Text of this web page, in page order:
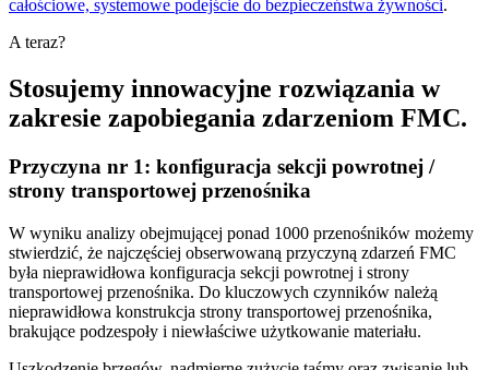
całościowe, systemowe podejście do bezpieczeństwa żywności.
A teraz?
Stosujemy innowacyjne rozwiązania w
zakresie zapobiegania zdarzeniom FMC.
Przyczyna nr 1: konfiguracja sekcji powrotnej /
strony transportowej przenośnika
W wyniku analizy obejmującej ponad 1000 przenośników możemy
stwierdzić, że najczęściej obserwowaną przyczyną zdarzeń FMC
była nieprawidłowa konfiguracja sekcji powrotnej i strony
transportowej przenośnika. Do kluczowych czynników należą
nieprawidłowa konstrukcja strony transportowej przenośnika,
brakujące podzespoły i niewłaściwe użytkowanie materiału.